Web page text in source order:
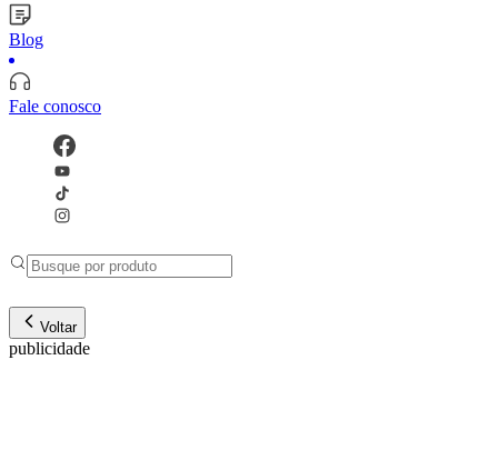
Blog
Fale conosco
Voltar
publicidade